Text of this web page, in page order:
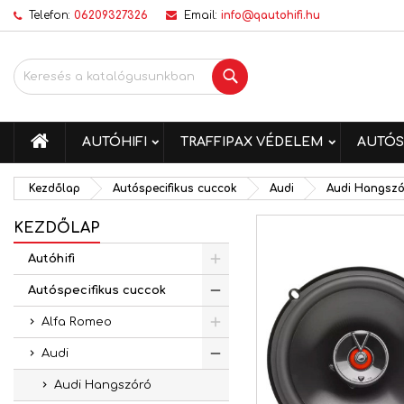
Telefon: 06209327326 Email: info@qautohifi.hu
Keresés
KEZDŐLAP
AUTÓHIFI TRAFFIPAX VÉDELEM
Kezdőlap Autóspecifikus cuccok Audi Audi
KEZDŐLAP
Autóhifi
Autóspecifikus cuccok
Alfa Romeo
Audi
Audi Hangszóró